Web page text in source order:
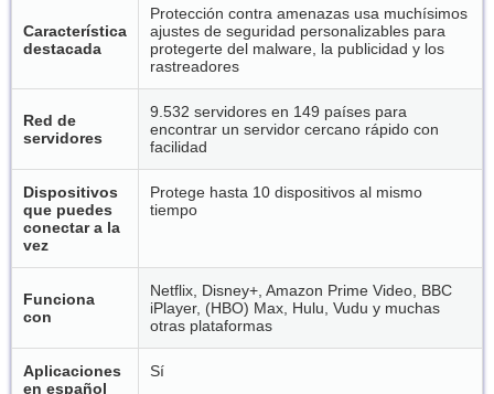
Característica
destacada
Protección contra amenazas usa muchísimos
ajustes de seguridad personalizables para
protegerte del malware, la publicidad y los
rastreadores
Red de
servidores
9.532 servidores en 149 países para
encontrar un servidor cercano rápido con
facilidad
Dispositivos
que puedes
conectar a la
vez
Protege hasta 10 dispositivos al mismo
tiempo
Funciona
con
Netflix, Disney+, Amazon Prime Video, BBC
iPlayer, (HBO) Max, Hulu, Vudu y muchas
otras plataformas
Aplicaciones
en español
Sí